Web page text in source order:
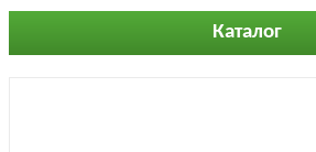
Каталог